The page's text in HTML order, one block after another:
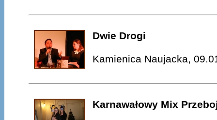
Dwie Drogi
Kamienica Naujacka,
Karnawałowy Mix